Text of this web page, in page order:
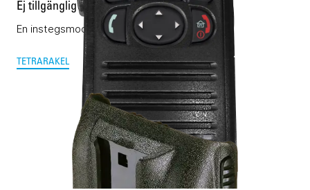
Ej tillgänglig
En instegsmodell i TETRA-världen
TETRARAKEL